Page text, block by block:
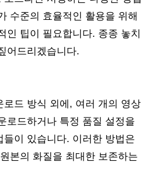
수준의 효율적인 활용을 위해
인 팁이 필요합니다. 종종 놓치
어드리겠습니다.
로드 방식 외에, 여러 개의 영상
로드하거나 특정 품질 설정을
들이 있습니다. 이러한 방법은
본의 화질을 최대한 보존하는